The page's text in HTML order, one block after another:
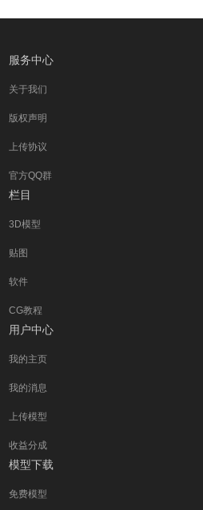
服务中心
关于我们
版权声明
上传协议
官方QQ群
栏目
3D模型
贴图
软件
CG教程
用户中心
我的主页
我的消息
上传模型
收益分成
模型下载
免费模型